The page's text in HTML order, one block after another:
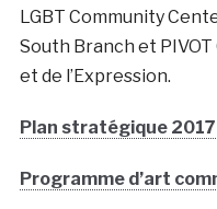
LGBT Community
South Branch et
et de l’Expression.
Plan stratégique 2017
Programme d’art